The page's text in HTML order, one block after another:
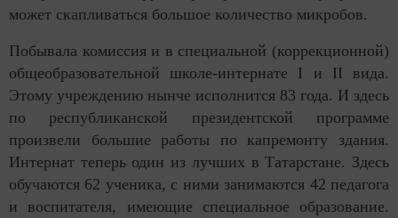
может скапливаться большое количество микробов.
Побывала комиссия и в специальной (коррекционной)
общеобразовательной школе-интернате I и II вида.
Этому учреждению нынче исполнится 83 года. И здесь
по республиканской президентской программе
произвели большие работы по капремонту здания.
Интернат теперь один из лучших в Татарстане. Здесь
обучаются 62 ученика, с ними занимаются 42 педагога
и воспитателя, имеющие специальное образование.